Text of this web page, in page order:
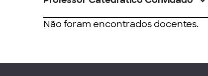
Não foram encontrados docentes.